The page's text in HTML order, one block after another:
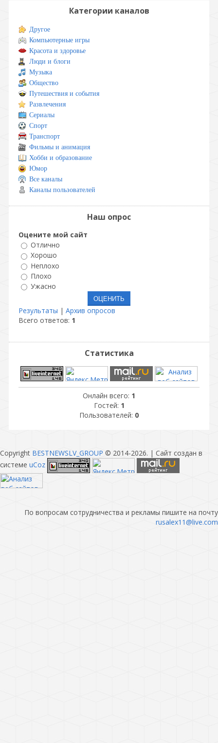
Категории каналов
Другое
Компьютерные игры
Красота и здоровье
Люди и блоги
Музыка
Общество
Путешествия и события
Развлечения
Сериалы
Спорт
Транспорт
Фильмы и анимация
Хобби и образование
Юмор
Все каналы
Каналы пользователей
Наш опрос
Оцените мой сайт
Отлично
Хорошо
Неплохо
Плохо
Ужасно
Результаты | Архив опросов
Всего ответов: 1
Статистика
Онлайн всего: 1
Гостей: 1
Пользователей: 0
Copyright BESTNEWSLV_GROUP © 2014-2026. | Сайт создан в
системе uCoz
По вопросам сотрудничества и рекламы пишите на почту
rusalex11@live.com